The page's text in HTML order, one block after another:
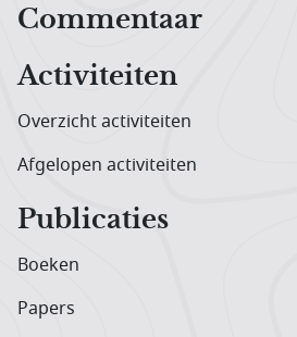
Hoofdnavigatiemenu
Commentaar
Activiteiten
Overzicht activiteiten
Afgelopen activiteiten
Publicaties
Boeken
Papers